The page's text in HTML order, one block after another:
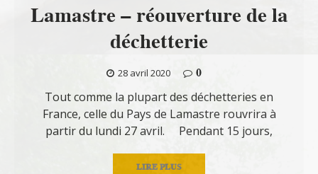
Lamastre – réouverture de la
déchetterie
28 avril 2020
0
Tout comme la plupart des déchetteries en
France, celle du Pays de Lamastre rouvrira à
partir du lundi 27 avril. Pendant 15 jours,
LIRE PLUS